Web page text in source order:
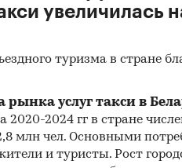
увеличилась
туризма в стране
рынка услуг такси в
2020-2024 гг в стране
млн чел. Основными
и туристы. Рост